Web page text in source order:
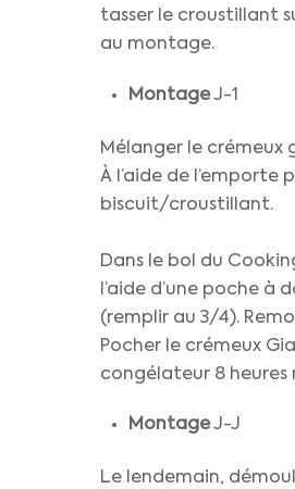
tasser le croustillant
au montage.
MontageJ-1
Mélanger le crémeux
À l’aide de l’emporte
biscuit/croustillant.
Dans le bol du
l’aide d’une poche
(remplir au 3/4).
Pocher le crémeux
congélateur 8
MontageJ-J
Le lendemain,